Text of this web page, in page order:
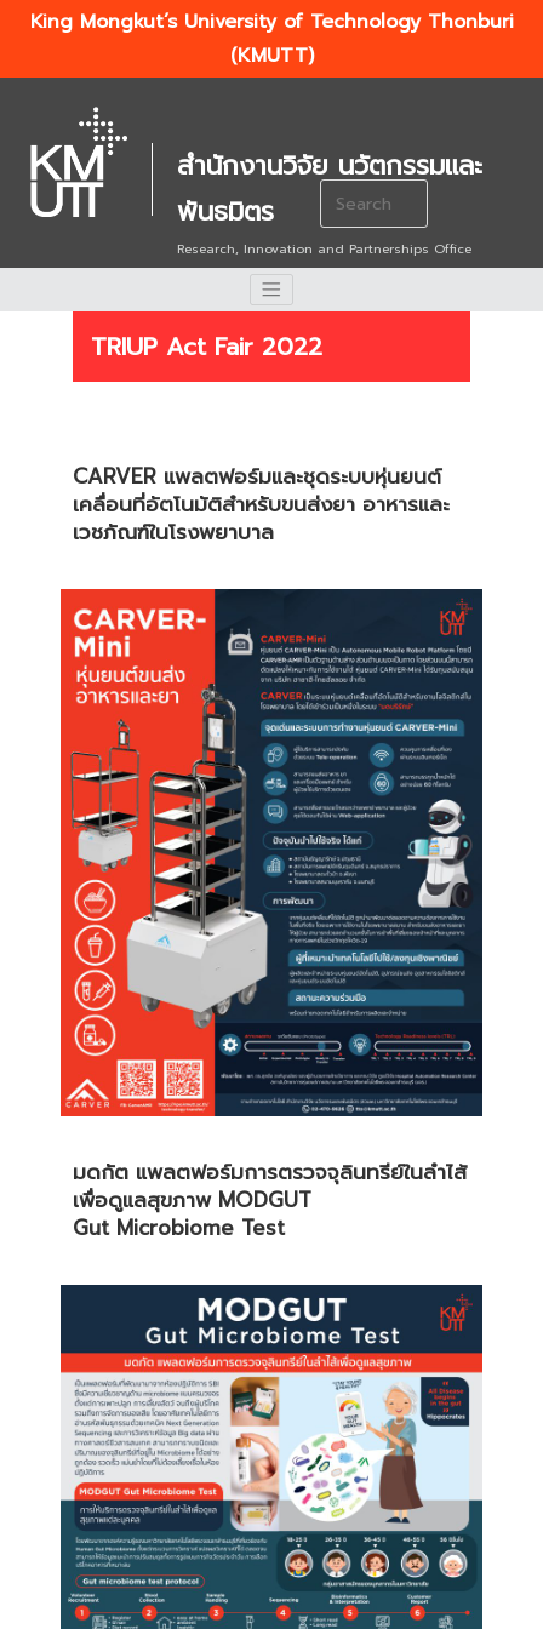
King Mongkut’s University of Technology Thonburi
(KMUTT)
สำนักงานวิจัย นวัตกรรมและ
พันธมิตร
Research, Innovation and Partnerships Office
Search
for:
TRIUP Act Fair 2022
CARVER แพลตฟอร์มและชุดระบบหุ่นยนต์
เคลื่อนที่อัตโนมัติสำหรับขนส่งยา อาหารและ
เวชภัณฑ์ในโรงพยาบาล
มดกัต แพลตฟอร์มการตรวจจุลินทรีย์ในลำไส้
เพื่อดูแลสุขภาพ MODGUT
Gut Microbiome Test